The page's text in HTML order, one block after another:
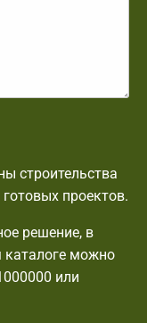
строительства
проектов.
решение, в
можно
или